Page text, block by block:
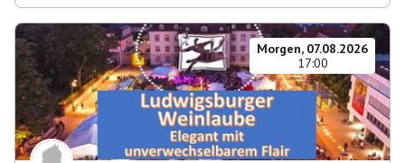
Morgen, 07.08.2026
17:00